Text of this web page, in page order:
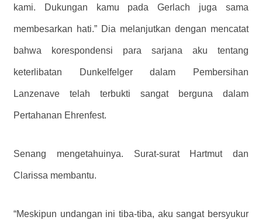
kami. Dukungan kamu pada Gerlach juga sama
membesarkan hati.” Dia melanjutkan dengan mencatat
bahwa korespondensi para sarjana aku tentang
keterlibatan Dunkelfelger dalam Pembersihan
Lanzenave telah terbukti sangat berguna dalam
Pertahanan Ehrenfest.
Senang mengetahuinya. Surat-surat Hartmut dan
Clarissa membantu.
“Meskipun undangan ini tiba-tiba, aku sangat bersyukur